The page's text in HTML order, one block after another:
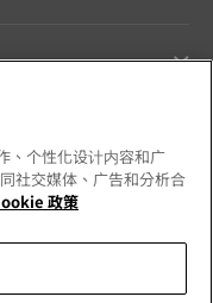
、个性化设计内容和广
社交媒体、广告和分析合
政策